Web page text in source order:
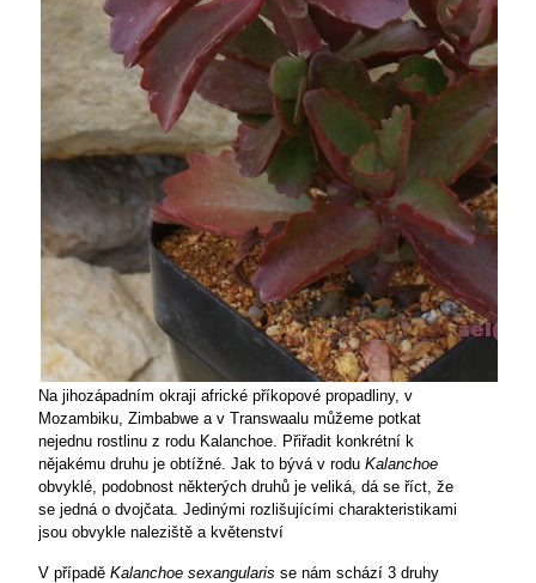
Na jihozápadním okraji africké příkopové propadliny, v
Mozambiku, Zimbabwe a v Transwaalu můžeme potkat
nejednu rostlinu z rodu Kalanchoe. Přiřadit konkrétní k
nějakému druhu je obtížné. Jak to bývá v rodu Kalanchoe
obvyklé, podobnost některých druhů je veliká, dá se říct, že
se jedná o dvojčata. Jedinými rozlišujícími charakteristikami
jsou obvykle naleziště a květenství
V případě Kalanchoe sexangularis se nám schází 3 druhy